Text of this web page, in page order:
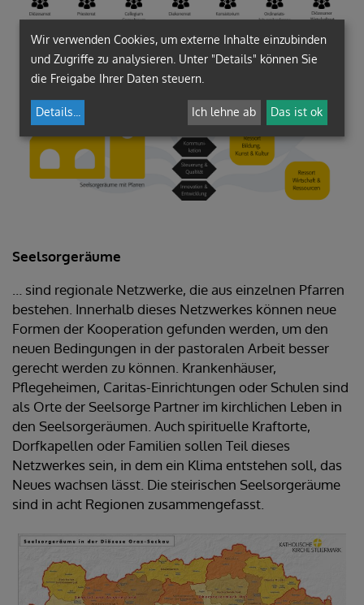
Seelsorgeräume
… sind regionale Netzwerke, die aus einzelnen Pfarren
bestehen. Innerhalb dieses Netzwerkes können neue
Formen der Kooperation gefunden werden, um den
neuen Bedingungen in der pastoralen Arbeit besser
gerecht werden zu können. Krankenhäuser,
Pflegeheimen, Caritas-Einrichtungen oder Schulen sind
als Orte der Seelsorge Partner im kirchlichen Leben in
den Seelsorgeräumen. Auch spirituelle Kraftorte,
Dorfkapellen oder Familien sollen Teil dieses
Netzwerkes sein, in dem ein Klima entstehen soll, das
Neues wachsen lässt. Die steirischen Seelsorgeräume
sind in acht Regionen zusammengefasst.
Wir verwenden Cookies, um externe Inhalte einzubinden
und Zugriffe zu analysieren. Unter "Details" können Sie
die Freigabe Ihrer Daten steuern.
Details Ich lehne ab Das ist ok